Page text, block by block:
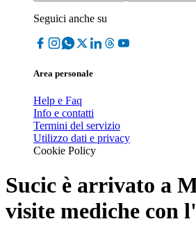
Seguici anche su
Area personale
Help e Faq
Info e contatti
Termini del servizio
Utilizzo dati e privacy
Cookie Policy
Sucic è arrivato a
visite mediche con